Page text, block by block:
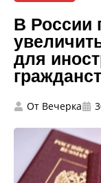
В России
для
От Вечерка